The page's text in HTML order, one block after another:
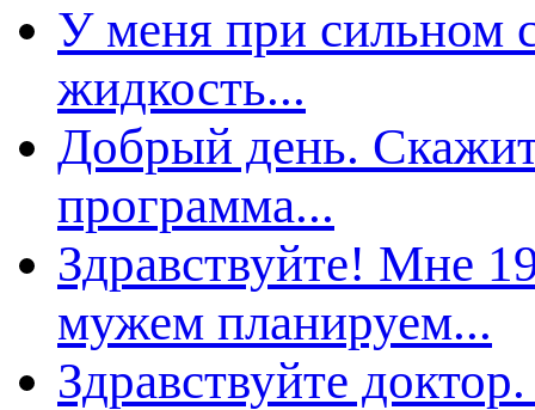
У меня при сильном
жидкость...
Добрый день.
рограмма...
Здравствуйте! Мне
мужем планируем...
Здравствуйте